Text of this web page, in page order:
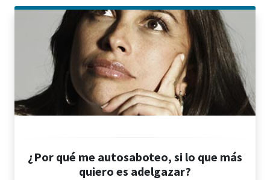
¿Por qué me autosaboteo, si lo que más
quiero es adelgazar?